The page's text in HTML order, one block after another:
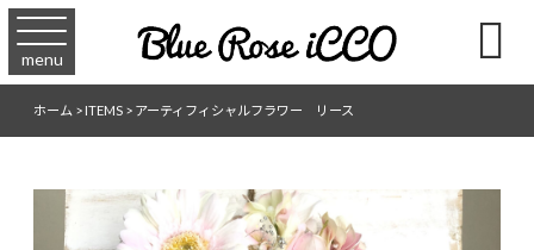
menu 
ホーム > ITEMS > アーティフィシャルフラワー リース